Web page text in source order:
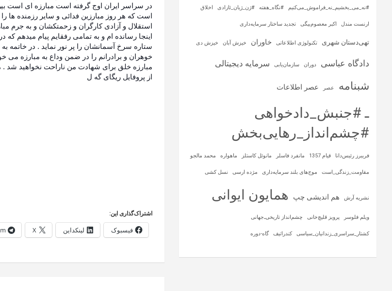
در سراسر ایران اوج گرفته است مبارزه ای است
است که هر روز مبارزین فدائی و سایر رزمنده ها
استقلال و آزادی کارگران و زحمتکشان و به جرم
اینجا رسانده ام و به تمامی رفقایم پیام میدهم
ستاره سرخ آسمانشان را پر نور نماید . در خاتمه
خوهران و برادرانم را در ضمن وداع به مبارزه می
مبارزه خلق برای شهادت من ناراحت نخواهید شد .
از پروفایل ریگای گه ل
اشتراک‌گذاری این:
فیسبوک لینکداین X
#نه_می_بخشیم_نه_فراموش_می‌کنیم #نگاه_هفته #ژن_ژیان_ئازادی اخلاق
ارنست مندل اکبر معصوم‌بیگی تجدید ساختار سرمایه‌داری
تهی‌دستان شهری تکنولوژی اطلاعاتی خاوران خیزش آبان خیزش دی
دادگاه عباسی دوران سازمان‌یابی سرمایه‌ دیجیتالی
شبنامه عصر عصر اطلاعات
ـ #جنبش_دادخواهی
#چشم‌انداز_رهایی‌بخش
فریبرز رئیس‌دانا قیام 1357 مانفرد فاسلر مانوئل کاستلز ماهواره‌ محمد مالجو
مقاومت_زندگی_است موج‌های بلند سرمایه‌داری مژده ارسی نسل کشی
نشریه آرش هم اندیشی چپ همایون ایوانی
ویلم فلوسر پرویز قلیچ‌خانی چشم‌انداز تاریخی‌ـ‌جهانی
کشتار_سراسری_زندانیان_سیاسی کندراتیف گاه-دوره